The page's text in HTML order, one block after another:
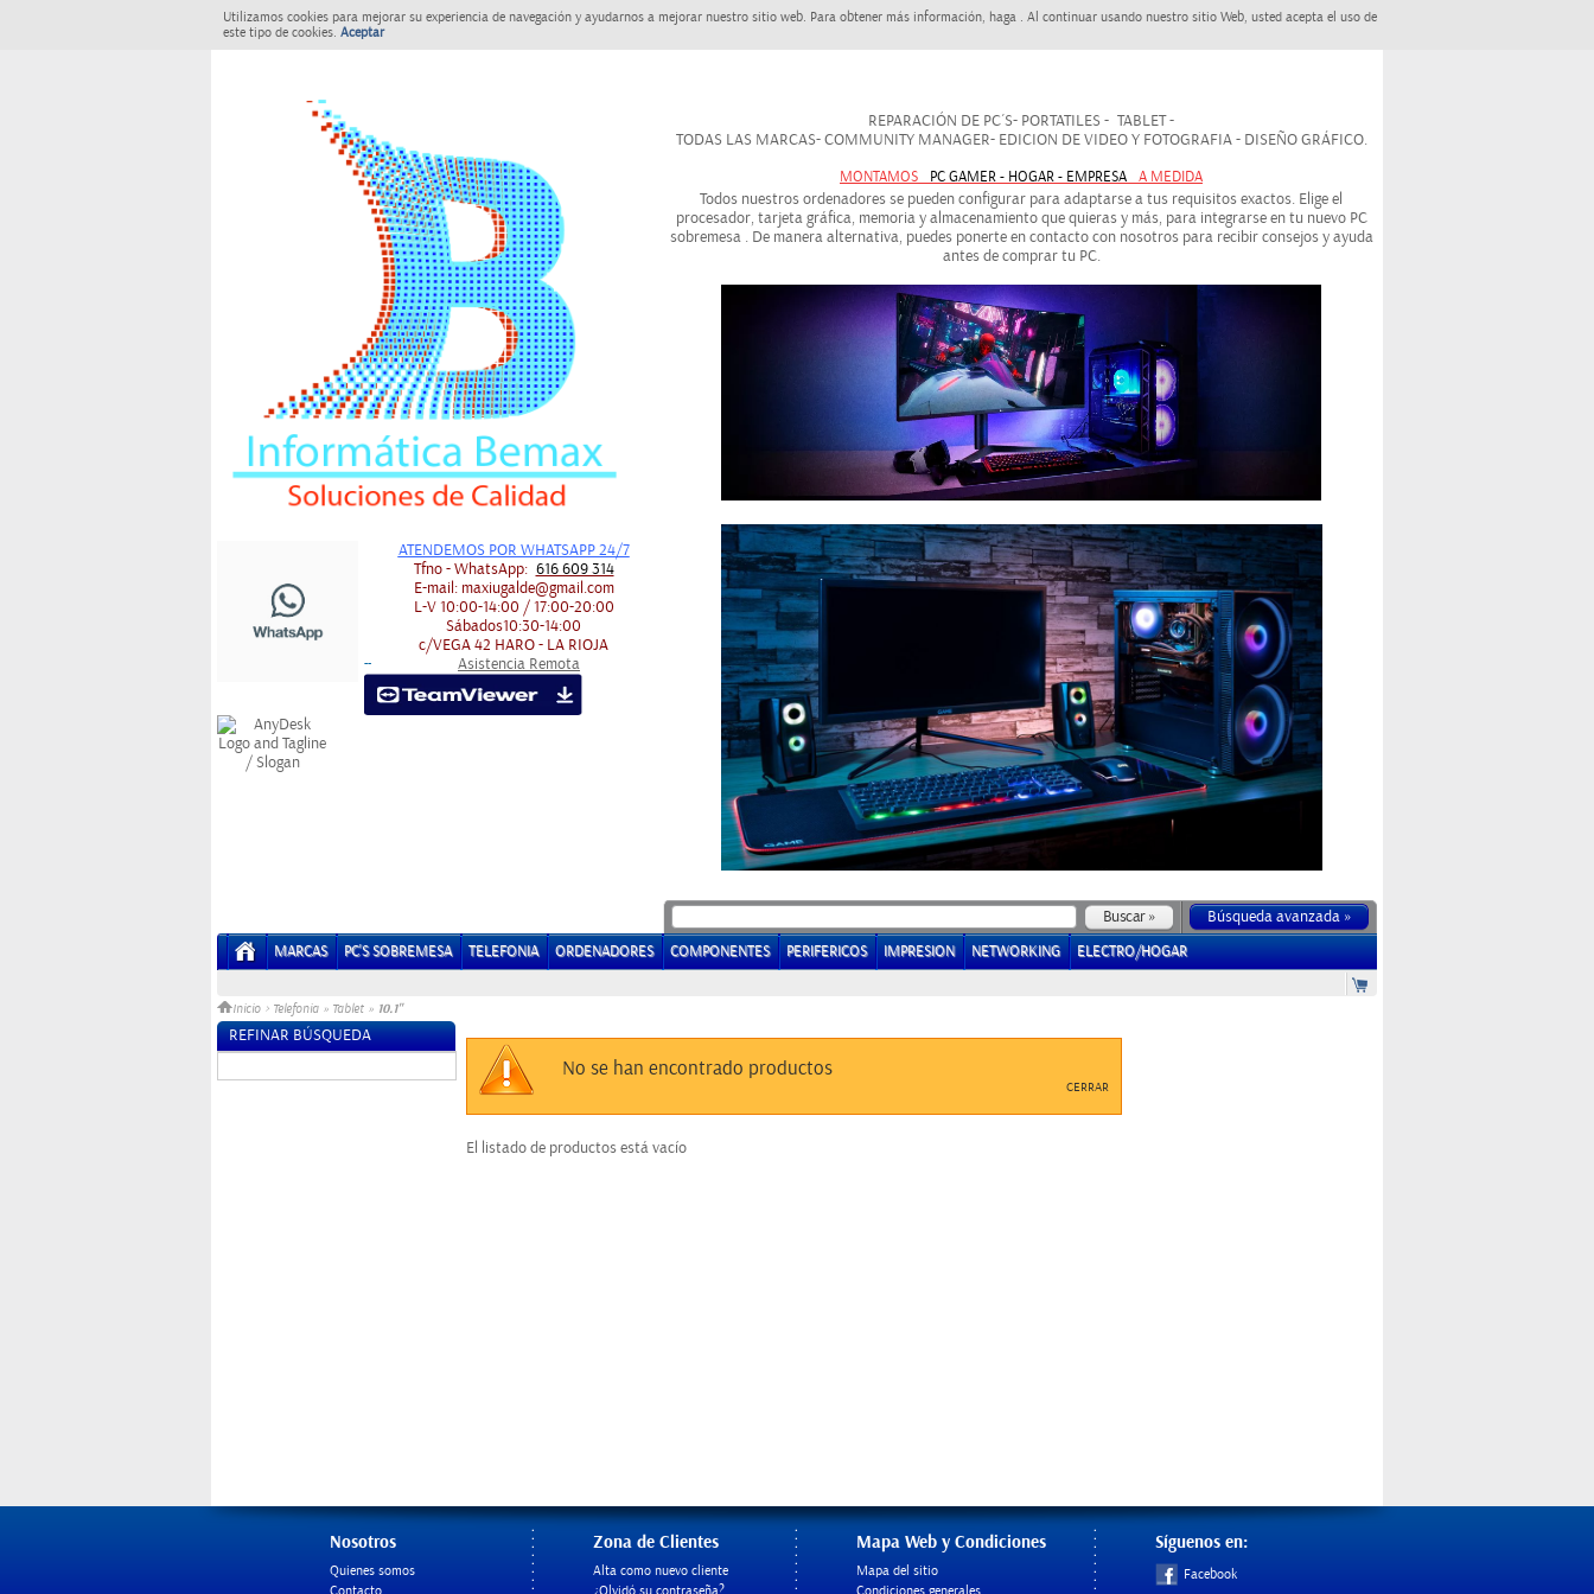
Utilizamos cookies para mejorar su experiencia de navegación y ayudarnos a mejorar nuestro sitio web. Para obtener más información, haga . Al continuar usando nuestro sitio Web, usted acepta el uso de
este tipo de cookies. Aceptar
ATENDEMOS POR WHATSAPP 24/7
Tfno - WhatsApp: 616 609 314
E-mail:maxiugalde@gmail.com
L-V10:00-14:00 / 17:00-20:00
Sábados10:30-14:00
c/VEGA 42 HARO - LA RIOJA
-- Asistencia Remota
REPARACIÓN DE PC´S- PORTATILES - TABLET -
TODAS LAS MARCAS- COMMUNITY MANAGER- EDICION DE VIDEO Y FOTOGRAFIA - DISEÑO GRÁFICO.
MONTAMOS PC GAMER - HOGAR - EMPRESA A MEDIDA
Todos nuestros ordenadores se pueden configurar para adaptarse a tus requisitos exactos. Elige el
procesador, tarjeta gráfica, memoria y almacenamiento que quieras y más, para integrarse en tu nuevo PC
sobremesa . De manera alternativa, puedes ponerte en contacto con nosotros para recibir consejos y ayuda
antes de comprar tu PC.
Búsqueda avanzada »
MARCAS PC'S SOBREMESA TELEFONIA ORDENADORES COMPONENTES PERIFERICOS IMPRESION NETWORKING ELECTRO/HOGAR
Inicio > Telefonia » Tablet » 10.1"
REFINAR BÚSQUEDA
No se han encontrado productos
CERRAR
El listado de productos está vacío
Nosotros
Quienes somos
Zona de Clientes
Alta como nuevo cliente
Mapa Web y Condiciones
Mapa del sitio
Síguenos en:
Facebook